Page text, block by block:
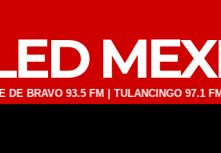
93.5 FM | TULANCINGO 97.1 FM |